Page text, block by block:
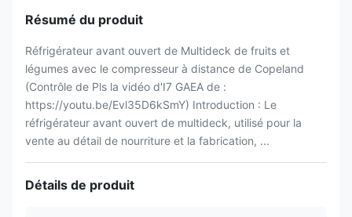
Résumé du produit
Réfrigérateur avant ouvert de Multideck de fruits et
légumes avec le compresseur à distance de Copeland
(Contrôle de Pls la vidéo d'I7 GAEA de :
https://youtu.be/Evl35D6kSmY) Introduction : Le
réfrigérateur avant ouvert de multideck, utilisé pour la
vente au détail de nourriture et la fabrication, ...
Détails de produit